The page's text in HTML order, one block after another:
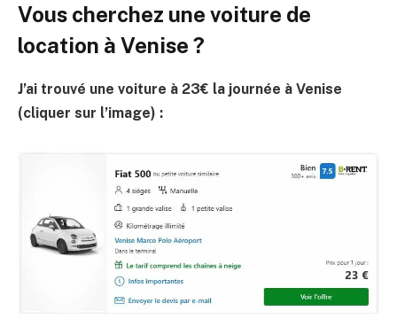
Vous cherchez une voiture de
location à Venise ?
J’ai trouvé une voiture à 23€ la journée à Venise
(cliquer sur l’image) :